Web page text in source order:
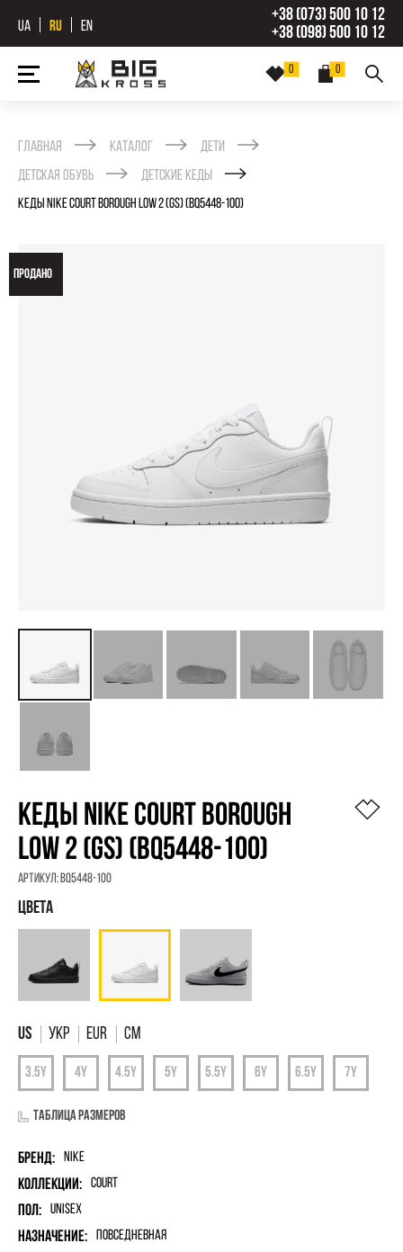
UA RU EN
+38 (073) 500 10 12
+38 (098) 500 10 12
0
0
Главная Каталог
Дети
Детская обувь
Детские кеды
КЕДЫ NIKE COURT BOROUGH LOW 2 (GS) (BQ5448-100)
ПРОДАНО
КЕДЫ NIKE COURT BOROUGH
LOW 2 (GS) (BQ5448-100)
Артикул:BQ5448-100
УКР EUR См
Таблица размеров
Бренд: Nike
Коллекции: Court
Пол: unisex
Назначение: Повседневная